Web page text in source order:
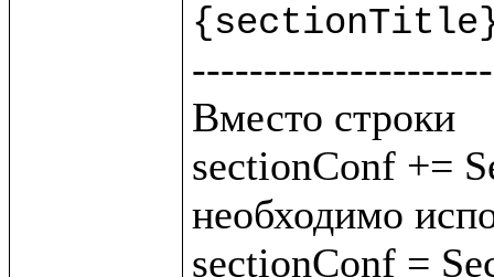
Вместо строки
sectionConf +=
необходимо
sectionConf =